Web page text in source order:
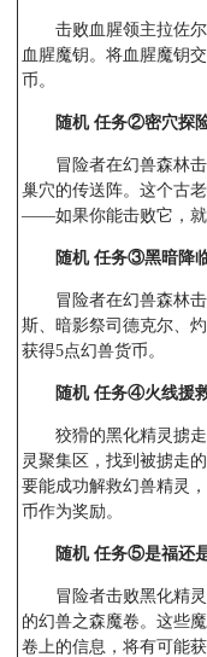
击败血腥领主拉佐
血腥魔钥。将血腥魔钥
币。
随机 任务②密穴探
冒险者在幻兽森林
巢穴的传送阵。这个古
——如果你能击败它，就
随机 任务③黑暗降
冒险者在幻兽森林
斯、暗影祭司德克尔、
获得5点幻兽货币。
随机 任务④火线援
狡猾的黑化精灵掳
灵聚集区，找到被掳走
要能成功解救幻兽精灵
币作为奖励。
随机 任务⑤是福还
冒险者击败黑化精
的幻兽之森魔卷。这些
卷上的信息，将有可能获